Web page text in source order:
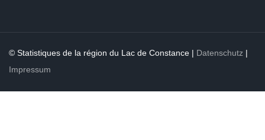
© Statistiques de la région du Lac de Constance | Datenschutz |
Impressum